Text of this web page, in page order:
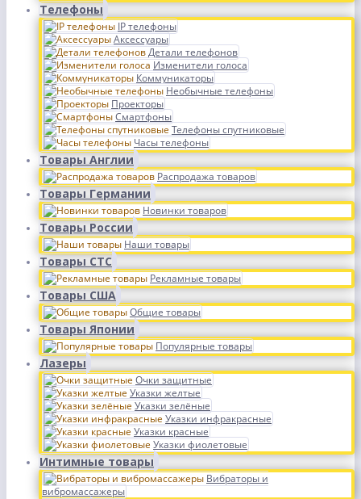
Телефоны
IP телефоны
Аксессуары
Детали телефонов
Изменители голоса
Коммуникаторы
Необычные телефоны
Проекторы
Смартфоны
Телефоны спутниковые
Часы телефоны
Товары Англии
Распродажа товаров
Товары Германии
Новинки товаров
Товары России
Наши товары
Товары СТС
Рекламные товары
Товары США
Общие товары
Товары Японии
Популярные товары
Лазеры
Очки защитные
Указки желтые
Указки зелёные
Указки инфракрасные
Указки красные
Указки фиолетовые
Интимные товары
Вибраторы и
вибромассажеры